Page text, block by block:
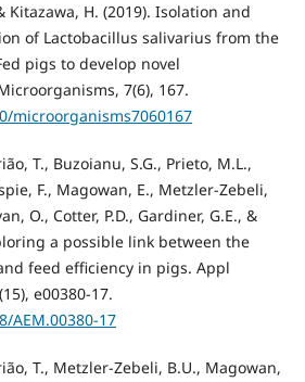
Kitazawa, H. (2019). Isolation and
of Lactobacillus salivarius from the
pigs to develop novel
7(6), 167.
microorganisms7060167
T., Buzoianu, S.G., Prieto, M.L.,
F., Magowan, E., Metzler-Zebeli,
O., Cotter, P.D., Gardiner, G.E., &
a possible link between the
feed efficiency in pigs. Appl
e00380-17.
AEM.00380-17
T., Metzler-Zebeli, B.U., Magowan,